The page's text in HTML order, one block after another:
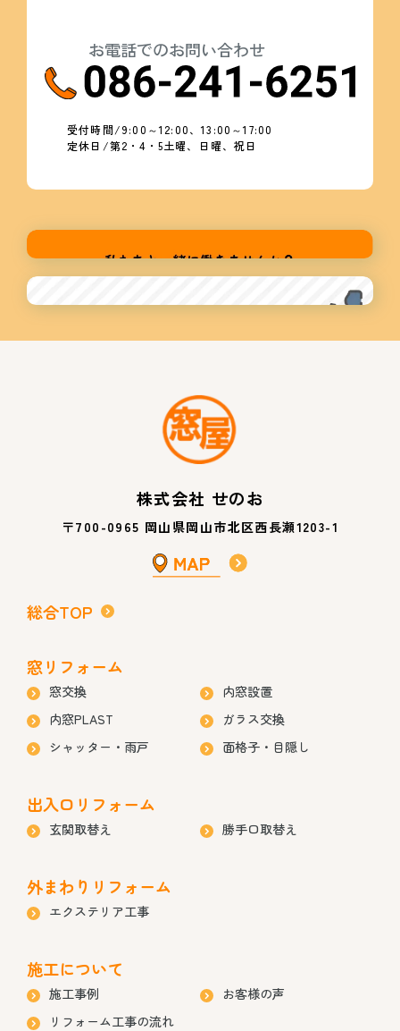
お電話でのお問い合わせ
受付時間/9:00～12:00、13:00～17:00
定休日/第2・4・5土曜、日曜、祝日
株式会社 せのお
〒700-0965 岡山県岡山市北区西長瀬1203-1
総合TOP
窓リフォーム
窓交換
内窓設置
内窓PLAST
ガラス交換
シャッター・雨戸
面格子・目隠し
出入口リフォーム
玄関取替え 勝手口取替え
外まわりリフォーム
エクステリア工事
施工について
施工事例
お客様の声
リフォーム工事の流れ